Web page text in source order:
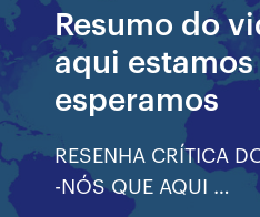
Resumo do
aqui
esperamos
RESENHA CRÍTICA
-NÓS QUE AQUI …